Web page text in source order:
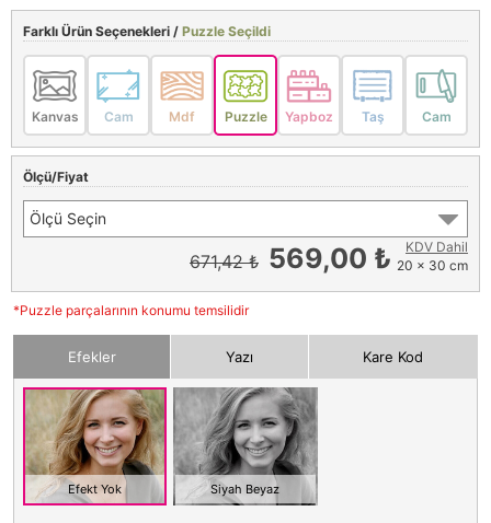
Farklı Ürün Seçenekleri / Puzzle Seçildi
Kanvas Cam Mdf Puzzle Yapboz Taş Cam
Ölçü/Fiyat
Ölçü Seçin
671,42 ₺ 569,00 ₺
KDV Dahil
20 x 30 cm
*Puzzle parçalarının konumu temsilidir
Efekler Yazı Kare Kod
Efekt Yok Siyah Beyaz